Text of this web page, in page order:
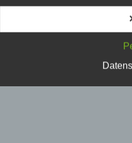
oder keine Notwendigkeit der
gesetzliche Bestimmungen -
unberührt.
Für Integration und
Cherry Ave., San Bruno, CA